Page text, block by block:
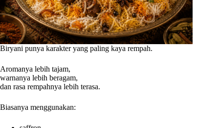
Biryani punya karakter yang paling kaya rempah.
Aromanya lebih tajam,
warnanya lebih beragam,
dan rasa rempahnya lebih terasa.
Biasanya menggunakan: